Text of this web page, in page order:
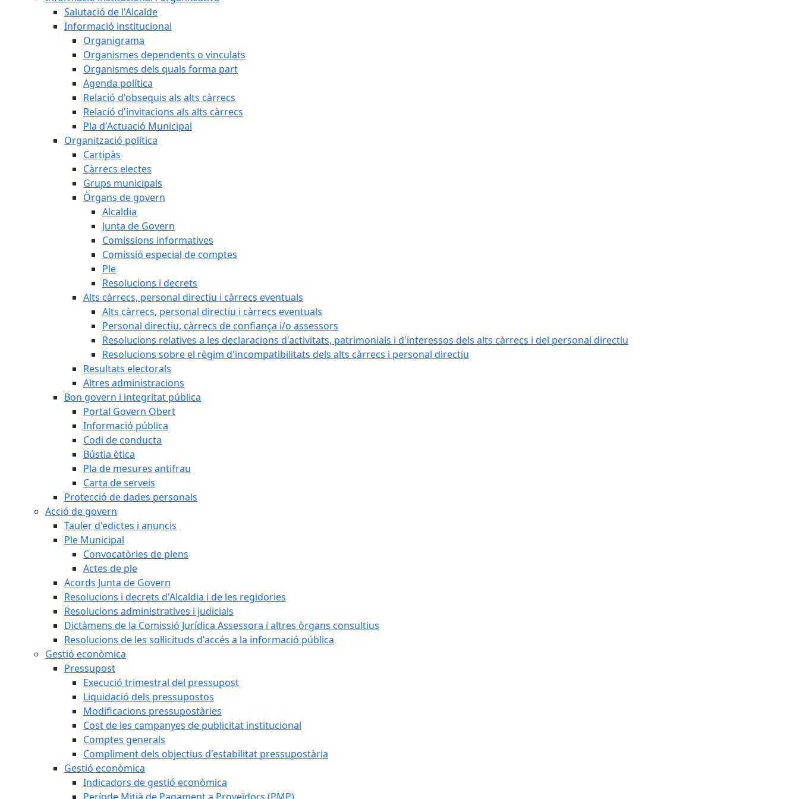
Salutació de l'Alcalde
Informació institucional
Organigrama
Organismes dependents o vinculats
Organismes dels quals forma part
Agenda política
Relació d'obsequis als alts càrrecs
Relació d'invitacions als alts càrrecs
Pla d'Actuació Municipal
Organització política
Cartipàs
Càrrecs electes
Grups municipals
Òrgans de govern
Alcaldia
Junta de Govern
Comissions informatives
Comissió especial de comptes
Ple
Resolucions i decrets
Alts càrrecs, personal directiu i càrrecs eventuals
Alts càrrecs, personal directiu i càrrecs eventuals
Personal directiu, càrrecs de confiança i/o assessors
Resolucions relatives a les declaracions d'activitats, patrimonials i d'interessos dels alts càrrecs i del personal directiu
Resolucions sobre el règim d'incompatibilitats dels alts càrrecs i personal directiu
Resultats electorals
Altres administracions
Bon govern i integritat pública
Portal Govern Obert
Informació pública
Codi de conducta
Bústia ètica
Pla de mesures antifrau
Carta de serveis
Protecció de dades personals
Acció de govern
Tauler d'edictes i anuncis
Ple Municipal
Convocatòries de plens
Actes de ple
Acords Junta de Govern
Resolucions i decrets d'Alcaldia i de les regidories
Resolucions administratives i judicials
Dictàmens de la Comissió Jurídica Assessora i altres òrgans consultius
Resolucions de les sol·licituds d'accés a la informació pública
Gestió econòmica
Pressupost
Execució trimestral del pressupost
Liquidació dels pressupostos
Modificacions pressupostàries
Cost de les campanyes de publicitat institucional
Comptes generals
Compliment dels objectius d'estabilitat pressupostària
Gestió econòmica
Indicadors de gestió econòmica